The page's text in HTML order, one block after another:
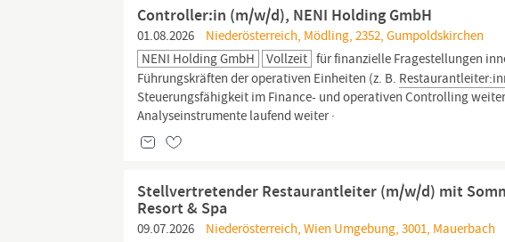
Controller:in (m/w/d), NENI Holding GmbH
01.08.2026
Niederösterreich, Mödling, 2352, Gumpoldskirchen
NENI Holding GmbH
Vollzeit für finanzielle Fragestellungen
Führungskräften der operativen Einheiten (z. B.
Steuerungsfähigkeit im Finance- und operativen Controlling
Analyseinstrumente laufend weiter ·
Stellvertretender Restaurantleiter (m/w/d) mit
Resort & Spa
09.07.2026
Niederösterreich, Wien Umgebung, 3001, Mauerbach